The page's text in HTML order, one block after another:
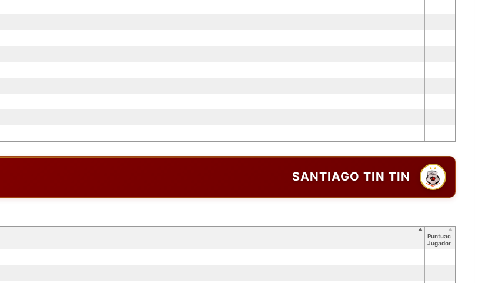
SANTIAGO TIN TIN
Puntuación
Jugador